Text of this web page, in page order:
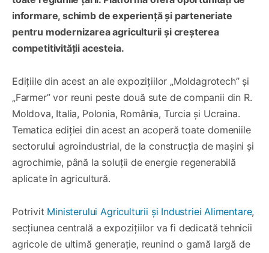
informare, schimb de experiență și parteneriate
pentru modernizarea agriculturii și creșterea
competitivității acesteia.
Edițiile din acest an ale expozițiilor „Moldagrotech” și
„Farmer” vor reuni peste două sute de companii din R.
Moldova, Italia, Polonia, România, Turcia și Ucraina.
Tematica ediției din acest an acoperă toate domeniile
sectorului agroindustrial, de la construcția de mașini și
agrochimie, până la soluții de energie regenerabilă
aplicate în agricultură.
Potrivit Ministerului Agriculturii și Industriei Alimentare,
secțiunea centrală a expozițiilor va fi dedicată tehnicii
agricole de ultimă generație, reunind o gamă largă de